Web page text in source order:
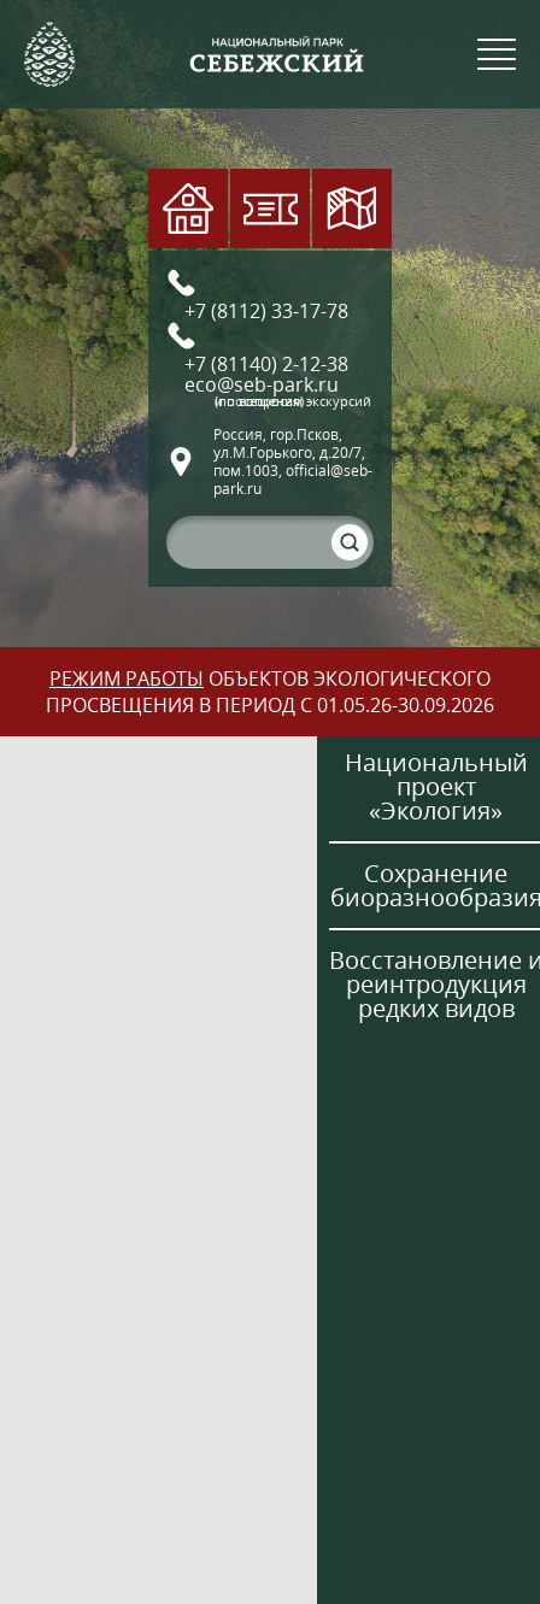
+7 (8112) 33-17-78
+7 (81140) 2-12-38
eco@seb-park.ru
(по вопросам экскурсий и посещения)
Россия, гор.Псков,
ул.М.Горького, д.20/7,
пом.1003, official@seb-
park.ru
РЕЖИМ РАБОТЫ ОБЪЕКТОВ ЭКОЛОГИЧЕСКОГО
ПРОСВЕЩЕНИЯ В ПЕРИОД С 01.05.26-30.09.2026
Национальный
проект
«Экология»
Сохранение
Восстановление
реинтродукция
редких видов